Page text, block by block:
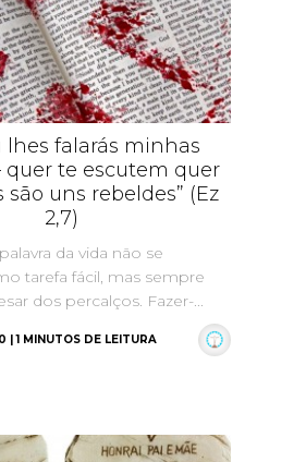
lhes falarás minhas
quer te escutem quer
são uns rebeldes” (Ez
2,7)
da vida não se
tarefa fácil, mas sempre
dos percalços. Fazer-...
1 MINUTOS DE LEITURA